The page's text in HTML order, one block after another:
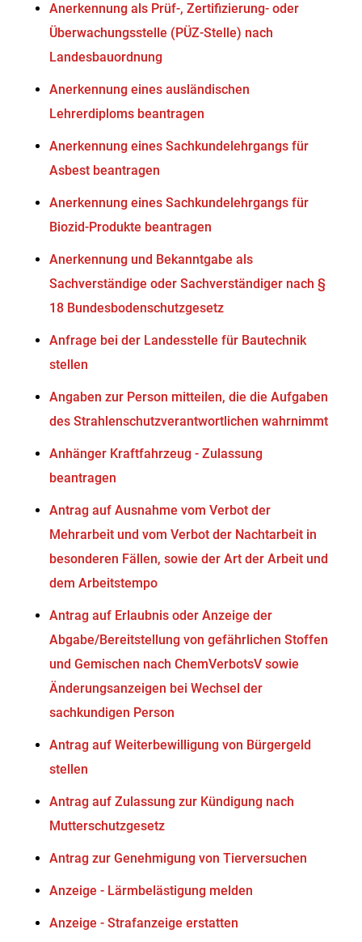
Anerkennung als Prüf-, Zertifizierung- oder
Überwachungsstelle (PÜZ-Stelle) nach
Landesbauordnung
Anerkennung eines ausländischen
Lehrerdiploms beantragen
Anerkennung eines Sachkundelehrgangs für
Asbest beantragen
Anerkennung eines Sachkundelehrgangs für
Biozid-Produkte beantragen
Anerkennung und Bekanntgabe als
Sachverständige oder Sachverständiger nach §
18 Bundesbodenschutzgesetz
Anfrage bei der Landesstelle für Bautechnik
stellen
Angaben zur Person mitteilen, die die Aufgaben
des Strahlenschutzverantwortlichen wahrnimmt
Anhänger Kraftfahrzeug - Zulassung
beantragen
Antrag auf Ausnahme vom Verbot der
Mehrarbeit und vom Verbot der Nachtarbeit in
besonderen Fällen, sowie der Art der Arbeit und
dem Arbeitstempo
Antrag auf Erlaubnis oder Anzeige der
Abgabe/Bereitstellung von gefährlichen Stoffen
und Gemischen nach ChemVerbotsV sowie
Änderungsanzeigen bei Wechsel der
sachkundigen Person
Antrag auf Weiterbewilligung von Bürgergeld
stellen
Antrag auf Zulassung zur Kündigung nach
Mutterschutzgesetz
Antrag zur Genehmigung von Tierversuchen
Anzeige - Lärmbelästigung melden
Anzeige - Strafanzeige erstatten